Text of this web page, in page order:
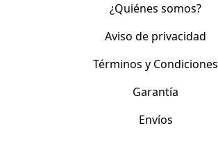
¿Quiénes somos?
Aviso de privacidad
Términos y Condiciones
Garantía
Envíos